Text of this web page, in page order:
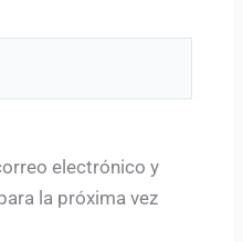
electrónico y
la próxima vez